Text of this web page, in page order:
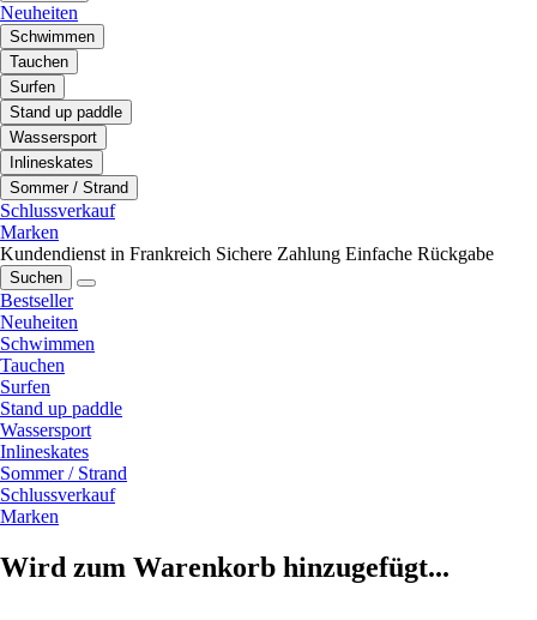
Neuheiten
Schwimmen
Tauchen
Surfen
Stand up paddle
Wassersport
Inlineskates
Sommer / Strand
Schlussverkauf
Marken
Kundendienst in Frankreich Sichere Zahlung Einfache Rückgabe
Suchen
Bestseller
Neuheiten
Schwimmen
Tauchen
Surfen
Stand up paddle
Wassersport
Inlineskates
Sommer / Strand
Schlussverkauf
Marken
Wird zum Warenkorb hinzugefügt...